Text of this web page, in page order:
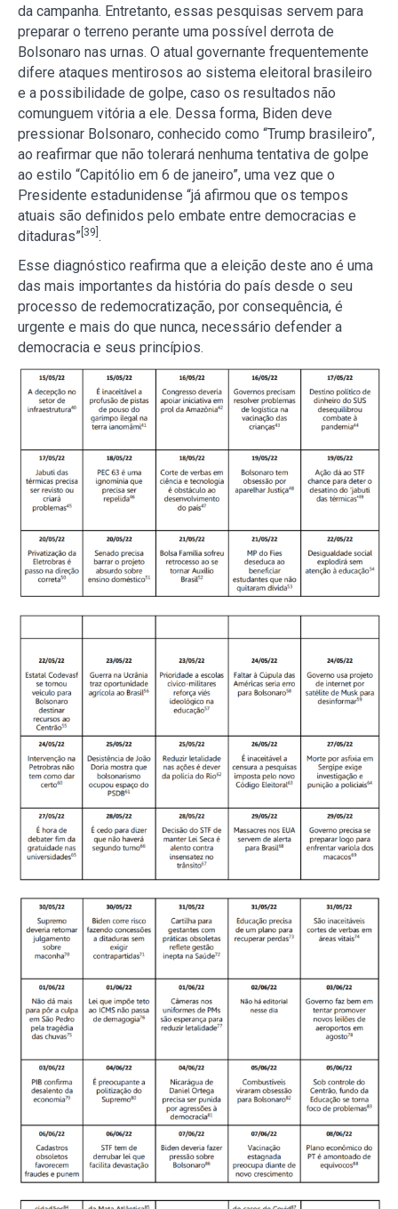
da campanha. Entretanto, essas pesquisas servem para
preparar o terreno perante uma possível derrota de
Bolsonaro nas urnas. O atual governante frequentemente
difere ataques mentirosos ao sistema eleitoral brasileiro
e a possibilidade de golpe, caso os resultados não
comunguem vitória a ele. Dessa forma, Biden deve
pressionar Bolsonaro, conhecido como “Trump brasileiro”,
ao reafirmar que não tolerará nenhuma tentativa de golpe
ao estilo “Capitólio em 6 de janeiro”, uma vez que o
Presidente estadunidense “já afirmou que os tempos
atuais são definidos pelo embate entre democracias e
ditaduras” [39] .
Esse diagnóstico reafirma que a eleição deste ano é uma
das mais importantes da história do país desde o seu
processo de redemocratização, por consequência, é
urgente e mais do que nunca, necessário defender a
democracia e seus princípios.